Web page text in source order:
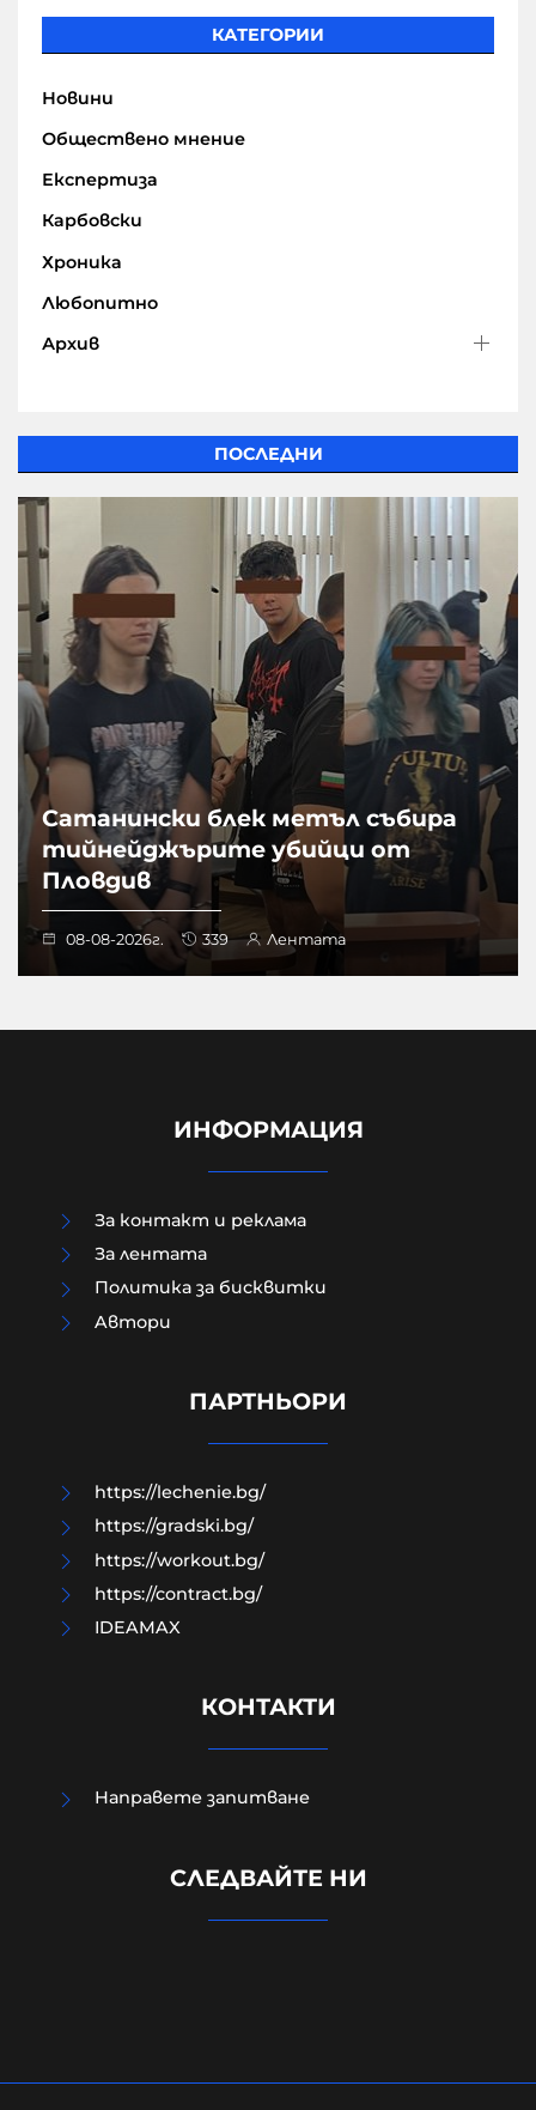
КАТЕГОРИИ
Новини
Обществено мнение
Експертиза
Карбовски
Хроника
Любопитно
Архив
ПОСЛЕДНИ
Сатанински блек метъл събира
тийнейджърите убийци от
Пловдив
08-08-2026г. 339 Лентата
Зеленски в Белград: Получаваме
недостатъчно ракети за
системи за ПВО
мястото на взрива на дрона
ИНФОРМАЦИЯ
За контакт и реклама
За лентата
Политика за бисквитки
Aвтори
ПАРТНЬОРИ
https://lechenie.bg/
https://gradski.bg/
https://workout.bg/
https://contract.bg/
IDEAMAX
КОНТАКТИ
Направете запитване
СЛЕДВАЙТЕ НИ